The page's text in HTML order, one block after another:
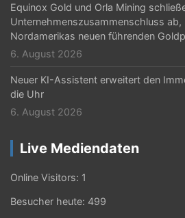
Equinox Gold und Orla Mining
Unternehmenszusammenschluss
Nordamerikas neuen führenden
6. August 2026
Neuer KI-Assistent erweitert den
die Uhr
6. August 2026
Live Mediendaten
Online Visitors: 1
Besucher heute: 499